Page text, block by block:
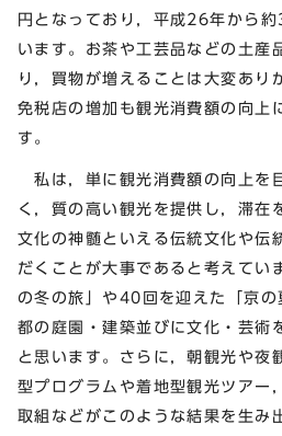
円となっており，平成26年から
います。お茶や工芸品などの土産
り，買物が増えることは大変あり
免税店の増加も観光消費額の向上
す。
私は，単に観光消費額の向上を
く，質の高い観光を提供し，滞在
文化の神髄といえる伝統文化や伝
だくことが大事であると考えてい
の冬の旅」や40回を迎えた「京
都の庭園・建築並びに文化・芸術
と思います。さらに，朝観光や夜
型プログラムや着地型観光ツアー
取組などがこのような結果を生み